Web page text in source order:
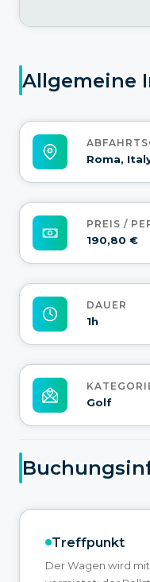
Allgemeine
Roma,
PREIS /
190,80 €
DAUER
1h
Golf
Treffpunkt
Der Wagen wird